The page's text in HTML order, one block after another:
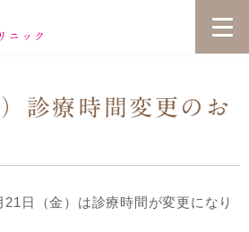
診療時間変更のお
日（金）は診療時間が変更になり